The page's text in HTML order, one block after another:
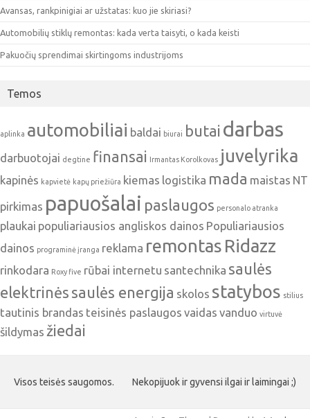
Avansas, rankpinigiai ar užstatas: kuo jie skiriasi?
Automobilių stiklų remontas: kada verta taisyti, o kada keisti
Pakuočių sprendimai skirtingoms industrijoms
Temos
aplinka automobiliai baldai biurai butai darbas
darbuotojai degtine finansai Irmantas Korolkovas juvelyrika
kapinės kapvietė kapų priežiūra kiemas logistika mada maistas NT
pirkimas papuošalai paslaugos personalo atranka
plaukai populiariausios angliskos dainos Populiariausios
dainos programinė įranga reklama remontas Ridazz
rinkodara Roxy five rūbai internetu santechnika saulės
elektrinės saulės energija skolos statybos stilius
tautinis brandas teisinės paslaugos vaidas vanduo virtuvė
šildymas žiedai
Visos teisės saugomos. Nekopijuok ir gyvensi ilgai ir laimingai ;)